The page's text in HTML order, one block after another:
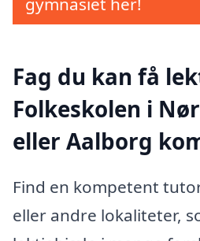
Fag du kan få
Folkeskolen i
eller Aalborg
Find en kompetent
eller andre lokaliteter,